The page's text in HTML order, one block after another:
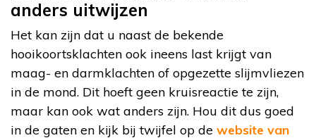
anders uitwijzen
Het kan zijn dat u naast de bekende
hooikoortsklachten ook ineens last krijgt van
maag- en darmklachten of opgezette slijmvliezen
in de mond. Dit hoeft geen kruisreactie te zijn,
maar kan ook wat anders zijn. Hou dit dus goed
in de gaten en kijk bij twijfel op de website van